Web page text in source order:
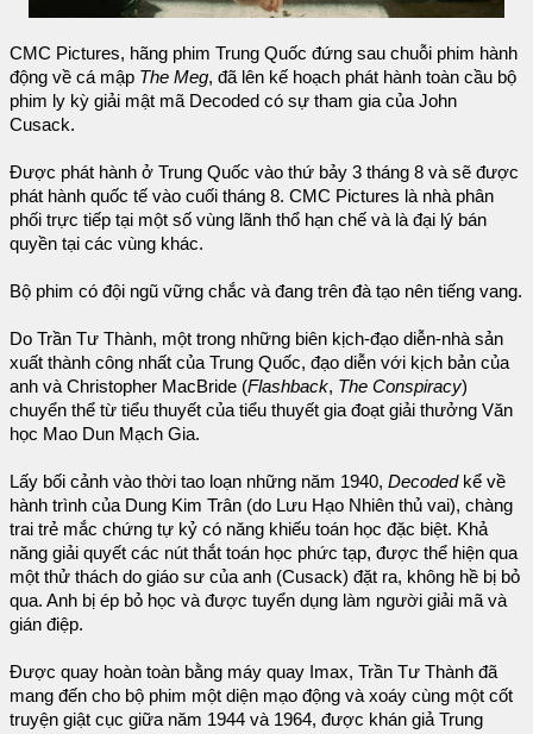
CMC Pictures, hãng phim Trung Quốc đứng sau chuỗi phim hành
động về cá mập The Meg, đã lên kế hoạch phát hành toàn cầu bộ
phim ly kỳ giải mật mã Decoded có sự tham gia của John
Cusack.
Được phát hành ở Trung Quốc vào thứ bảy 3 tháng 8 và sẽ được
phát hành quốc tế vào cuối tháng 8. CMC Pictures là nhà phân
phối trực tiếp tại một số vùng lãnh thổ hạn chế và là đại lý bán
quyền tại các vùng khác.
Bộ phim có đội ngũ vững chắc và đang trên đà tạo nên tiếng vang.
Do Trần Tư Thành, một trong những biên kịch-đạo diễn-nhà sản
xuất thành công nhất của Trung Quốc, đạo diễn với kịch bản của
anh và Christopher MacBride (Flashback, The Conspiracy)
chuyển thể từ tiểu thuyết của tiểu thuyết gia đoạt giải thưởng Văn
học Mao Dun Mạch Gia.
Lấy bối cảnh vào thời tao loạn những năm 1940, Decodedkể về
hành trình của Dung Kim Trân (do Lưu Hạo Nhiên thủ vai), chàng
trai trẻ mắc chứng tự kỷ có năng khiếu toán học đặc biệt. Khả
năng giải quyết các nút thắt toán học phức tạp, được thể hiện qua
một thử thách do giáo sư của anh (Cusack) đặt ra, không hề bị bỏ
qua. Anh bị ép bỏ học và được tuyển dụng làm người giải mã và
gián điệp.
Được quay hoàn toàn bằng máy quay Imax, Trần Tư Thành đã
mang đến cho bộ phim một diện mạo động và xoáy cùng một cốt
truyện giật cục giữa năm 1944 và 1964, được khán giả Trung